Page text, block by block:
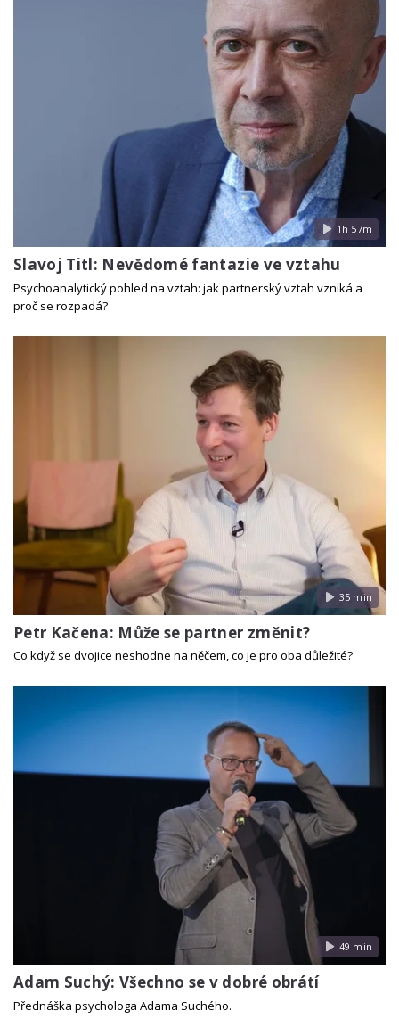
1h 57m
Slavoj Titl: Nevědomé fantazie ve vztahu
Psychoanalytický pohled na vztah: jak partnerský vztah vzniká a
proč se rozpadá?
35 min
Petr Kačena: Může se partner změnit?
Co když se dvojice neshodne na něčem, co je pro oba důležité?
49 min
Adam Suchý: Všechno se v dobré obrátí
Přednáška psychologa Adama Suchého.